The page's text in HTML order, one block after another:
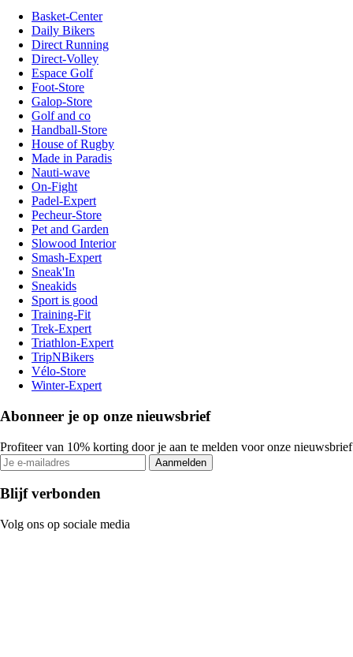
Basket-Center
Daily Bikers
Direct Running
Direct-Volley
Espace Golf
Foot-Store
Galop-Store
Golf and co
Handball-Store
House of Rugby
Made in Paradis
Nauti-wave
On-Fight
Padel-Expert
Pecheur-Store
Pet and Garden
Slowood Interior
Smash-Expert
Sneak'In
Sneakids
Sport is good
Training-Fit
Trek-Expert
Triathlon-Expert
TripNBikers
Vélo-Store
Winter-Expert
Abonneer je op onze nieuwsbrief
Profiteer van 10% korting door je aan te melden voor onze nieuwsbrief
Aanmelden
Blijf verbonden
Volg ons op sociale media